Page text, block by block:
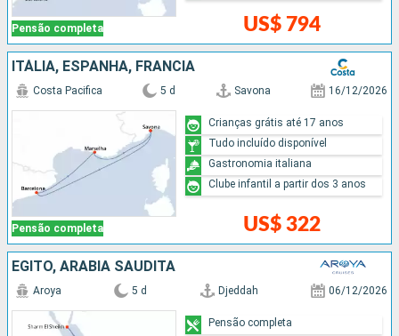
Pensão completa US$ 794
ITÁLIA, ESPANHA, FRANCIA
Pensão completa
Costa Pacifica 5 d Savona 16/12/2026
US$ 322
Crianças grátis até 17 anos
Tudo incluído disponível
Gastronomia italiana
Clube infantil a partir dos 3 anos
EGITO, ARABIA SAUDITA
Aroya 5 d Djeddah 06/12/2026
Pensão completa